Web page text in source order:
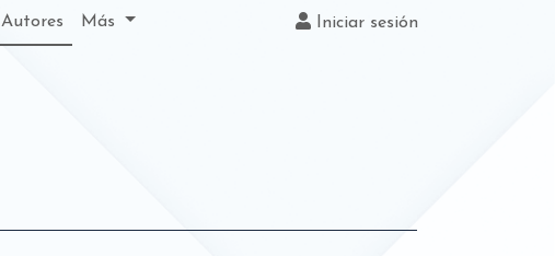
Autores (actual)
Más Iniciar sesión